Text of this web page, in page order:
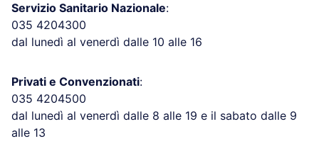
Servizio Sanitario Nazionale:
035 4204300
dal lunedì al venerdì dalle 10 alle 16
Privati e Convenzionati:
035 4204500
dal lunedì al venerdì dalle 8 alle 19 e il sabato dalle 9
alle 13